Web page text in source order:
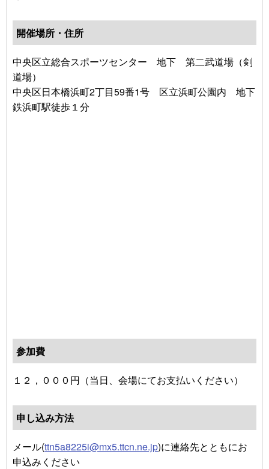
開催場所・住所
中央区立総合スポーツセンター 地下 第二武道場（剣
道場）
中央区日本橋浜町2丁目59番1号 区立浜町公園内 地下
鉄浜町駅徒歩１分
参加費
１２，０００円（当日、会場にてお支払いください）
申し込み方法
メール(ttn5a8225i@mx5.ttcn.ne.jp)に連絡先とともにお
申込みください